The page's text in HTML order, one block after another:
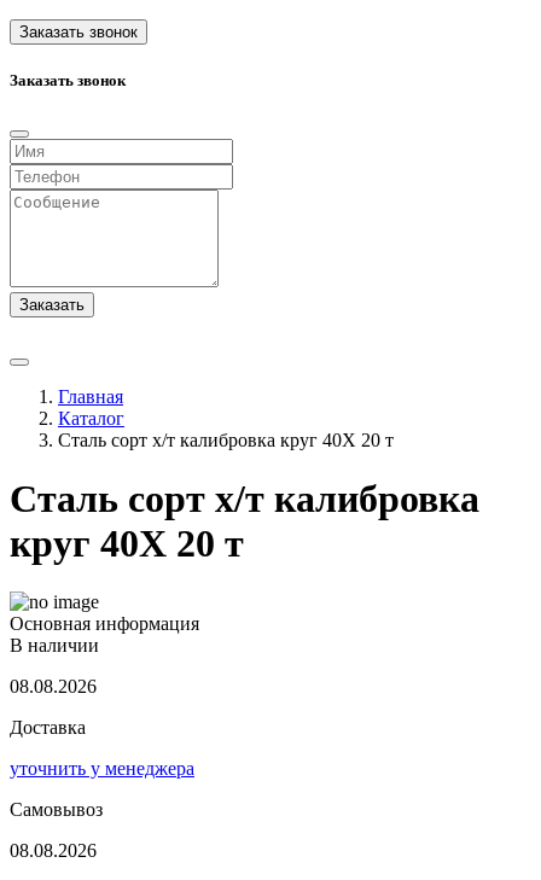
Заказать звонок
Заказать звонок
Заказать
Главная
Каталог
Сталь сорт х/т калибровка круг 40Х 20 т
Сталь сорт х/т калибровка
круг 40Х 20 т
Основная информация
В наличии
08.08.2026
Доставка
уточнить у менеджера
Самовывоз
08.08.2026